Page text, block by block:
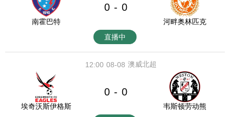
南霍巴特
0 - 0
河畔奥林匹克
直播中
08-08
12:00 澳威北超
埃奇沃斯伊格斯
0 - 0
韦斯顿劳动熊